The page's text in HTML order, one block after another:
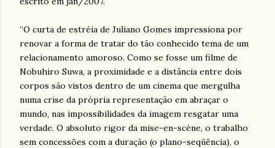
“O curta de estréia de Juliano Gomes impressiona por
renovar a forma de tratar do tão conhecido tema de um
relacionamento amoroso. Como se fosse um filme de
Nobuhiro Suwa, a proximidade e a distância entre dois
corpos são vistos dentro de um cinema que mergulha
numa crise da própria representação em abraçar o
mundo, nas impossibilidades da imagem resgatar uma
verdade. O absoluto rigor da mise-en-scène, o trabalho
sem concessões com a duração (o plano-seqüência), o